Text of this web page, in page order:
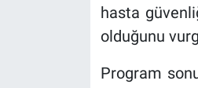
hasta
olduğunu
Program